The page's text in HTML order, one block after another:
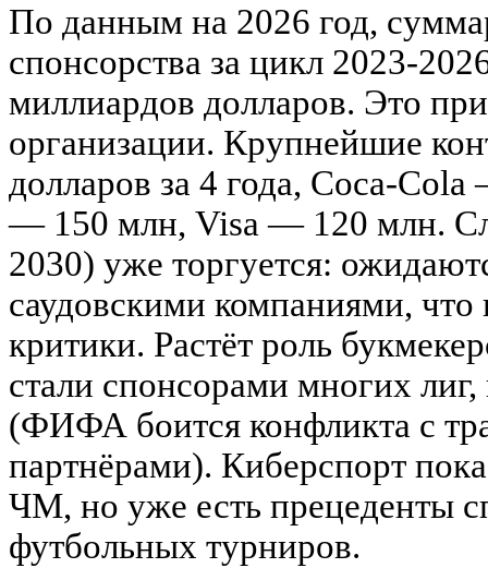
По данным на 2026 год,
спонсорства за цикл 2023-
миллиардов долларов. Это
организации. Крупнейшие
долларов за 4 года, Coca-
— 150 млн, Visa — 120 млн.
2030) уже торгуется:
саудовскими компаниями,
критики. Растёт роль
стали спонсорами многих
(ФИФА боится конфликта с
партнёрами). Киберспорт
ЧМ, но уже есть прецеденты
футбольных турниров.